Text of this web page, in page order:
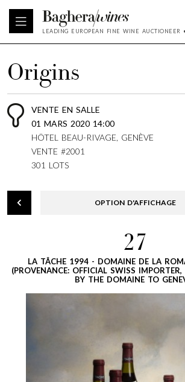
LEADING EUROPEAN FINE WINE AUCTIONEER
Origins
VENTE EN SALLE
01 MARS 2020 14:00
HÔTEL BEAU-RIVAGE, GENÈVE
VENTE #2001
301 LOTS
OPTION D'AFFICHAGE
27
LA TÂCHE 1994 - DOMAINE DE LA
(PROVENANCE: OFFICIAL SWISS IMPORTER,
BY THE DOMAINE TO